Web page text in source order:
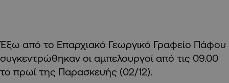
Έξω από το Επαρχιακό Γεωργικό Γραφείο Πάφου
συγκεντρώθηκαν οι αμπελουργοί από τις 09.00
το πρωί της Παρασκευής (02/12).